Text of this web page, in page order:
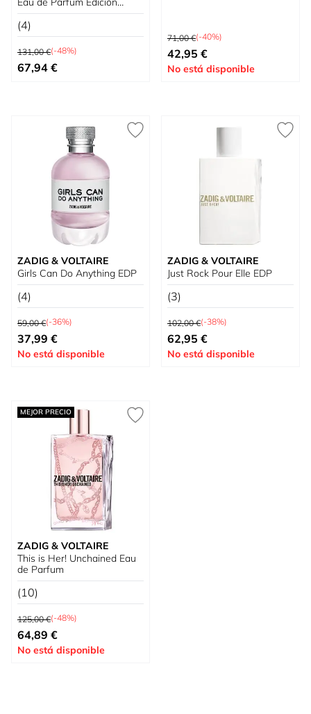
Limitada
(4)
Precio habitual
131,00 €(-48%)
Precio especial
67,94 €
Precio habitual
71,00 €(-40%)
Tan bajo como
42,95 €
No está disponible
ZADIG & VOLTAIRE
Girls Can Do Anything EDP
(4)
Precio habitual
59,00 €(-36%)
Tan bajo como
37,99 €
No está disponible
ZADIG & VOLTAIRE
Just Rock Pour Elle EDP
(3)
Precio habitual
102,00 €(-38%)
Tan bajo como
62,95 €
No está disponible
MEJOR PRECIO
ZADIG & VOLTAIRE
This is Her! Unchained Eau
de Parfum
(10)
Precio habitual
125,00 €(-48%)
Precio especial
64,89 €
No está disponible